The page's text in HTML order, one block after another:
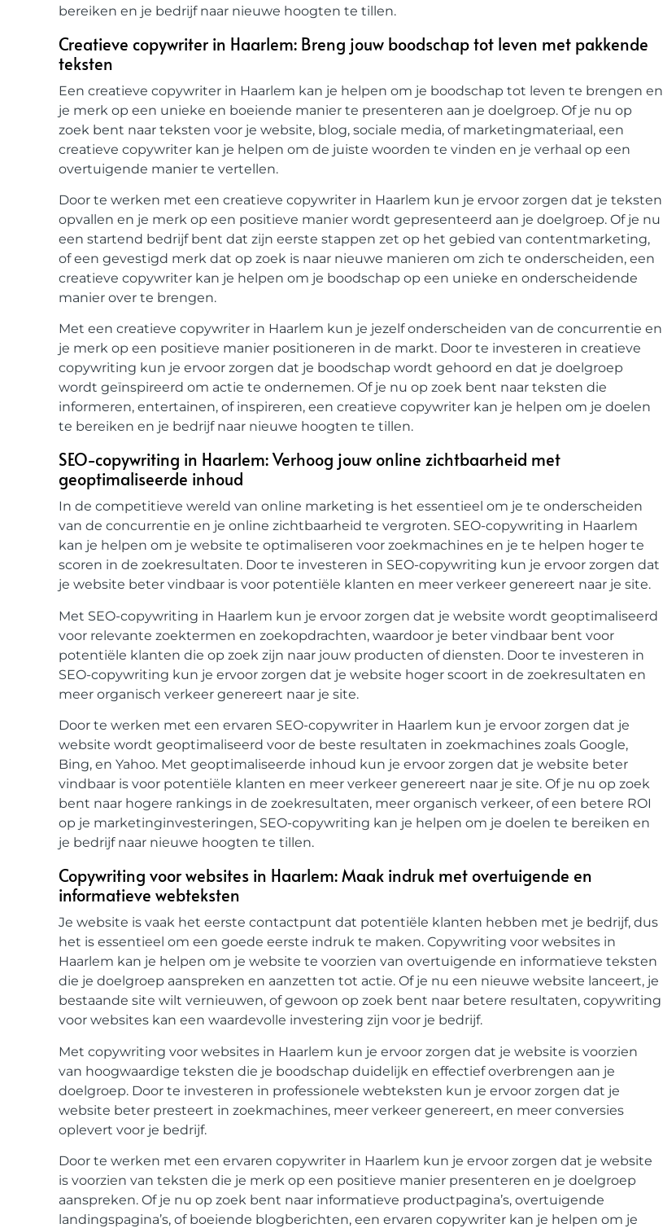
bereiken en je bedrijf naar nieuwe hoogten te tillen.
Creatieve copywriter in Haarlem: Breng jouw boodschap tot leven met pakkende
teksten
Een creatieve copywriter in Haarlem kan je helpen om je boodschap tot leven te brengen en
je merk op een unieke en boeiende manier te presenteren aan je doelgroep. Of je nu op
zoek bent naar teksten voor je website, blog, sociale media, of marketingmateriaal, een
creatieve copywriter kan je helpen om de juiste woorden te vinden en je verhaal op een
overtuigende manier te vertellen.
Door te werken met een creatieve copywriter in Haarlem kun je ervoor zorgen dat je teksten
opvallen en je merk op een positieve manier wordt gepresenteerd aan je doelgroep. Of je nu
een startend bedrijf bent dat zijn eerste stappen zet op het gebied van contentmarketing,
of een gevestigd merk dat op zoek is naar nieuwe manieren om zich te onderscheiden, een
creatieve copywriter kan je helpen om je boodschap op een unieke en onderscheidende
manier over te brengen.
Met een creatieve copywriter in Haarlem kun je jezelf onderscheiden van de concurrentie en
je merk op een positieve manier positioneren in de markt. Door te investeren in creatieve
copywriting kun je ervoor zorgen dat je boodschap wordt gehoord en dat je doelgroep
wordt geïnspireerd om actie te ondernemen. Of je nu op zoek bent naar teksten die
informeren, entertainen, of inspireren, een creatieve copywriter kan je helpen om je doelen
te bereiken en je bedrijf naar nieuwe hoogten te tillen.
SEO-copywriting in Haarlem: Verhoog jouw online zichtbaarheid met
geoptimaliseerde inhoud
In de competitieve wereld van online marketing is het essentieel om je te onderscheiden
van de concurrentie en je online zichtbaarheid te vergroten. SEO-copywriting in Haarlem
kan je helpen om je website te optimaliseren voor zoekmachines en je te helpen hoger te
scoren in de zoekresultaten. Door te investeren in SEO-copywriting kun je ervoor zorgen dat
je website beter vindbaar is voor potentiële klanten en meer verkeer genereert naar je site.
Met SEO-copywriting in Haarlem kun je ervoor zorgen dat je website wordt geoptimaliseerd
voor relevante zoektermen en zoekopdrachten, waardoor je beter vindbaar bent voor
potentiële klanten die op zoek zijn naar jouw producten of diensten. Door te investeren in
SEO-copywriting kun je ervoor zorgen dat je website hoger scoort in de zoekresultaten en
meer organisch verkeer genereert naar je site.
Door te werken met een ervaren SEO-copywriter in Haarlem kun je ervoor zorgen dat je
website wordt geoptimaliseerd voor de beste resultaten in zoekmachines zoals Google,
Bing, en Yahoo. Met geoptimaliseerde inhoud kun je ervoor zorgen dat je website beter
vindbaar is voor potentiële klanten en meer verkeer genereert naar je site. Of je nu op zoek
bent naar hogere rankings in de zoekresultaten, meer organisch verkeer, of een betere ROI
op je marketinginvesteringen, SEO-copywriting kan je helpen om je doelen te bereiken en
je bedrijf naar nieuwe hoogten te tillen.
Copywriting voor websites in Haarlem: Maak indruk met overtuigende en
informatieve webteksten
Je website is vaak het eerste contactpunt dat potentiële klanten hebben met je bedrijf, dus
het is essentieel om een goede eerste indruk te maken. Copywriting voor websites in
Haarlem kan je helpen om je website te voorzien van overtuigende en informatieve teksten
die je doelgroep aanspreken en aanzetten tot actie. Of je nu een nieuwe website lanceert, je
bestaande site wilt vernieuwen, of gewoon op zoek bent naar betere resultaten, copywriting
voor websites kan een waardevolle investering zijn voor je bedrijf.
Met copywriting voor websites in Haarlem kun je ervoor zorgen dat je website is voorzien
van hoogwaardige teksten die je boodschap duidelijk en effectief overbrengen aan je
doelgroep. Door te investeren in professionele webteksten kun je ervoor zorgen dat je
website beter presteert in zoekmachines, meer verkeer genereert, en meer conversies
oplevert voor je bedrijf.
Door te werken met een ervaren copywriter in Haarlem kun je ervoor zorgen dat je website
is voorzien van teksten die je merk op een positieve manier presenteren en je doelgroep
aanspreken. Of je nu op zoek bent naar informatieve productpagina’s, overtuigende
landingspagina’s, of boeiende blogberichten, een ervaren copywriter kan je helpen om je